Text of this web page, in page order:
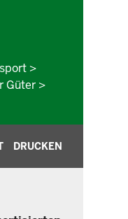
>
Güter >
DRUCKEN